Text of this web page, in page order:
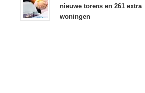
nieuwe torens en 261 extra
woningen